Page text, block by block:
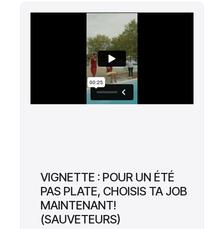
VIGNETTE : POUR UN ÉTÉ
PAS PLATE, CHOISIS TA JOB
MAINTENANT!
(SAUVETEURS)